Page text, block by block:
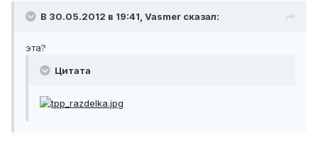
В 30.05.2012 в 19:41, Vasmer сказал:
эта?
Цитата